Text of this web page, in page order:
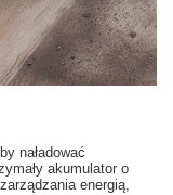
naładować
akumulator o
energią,